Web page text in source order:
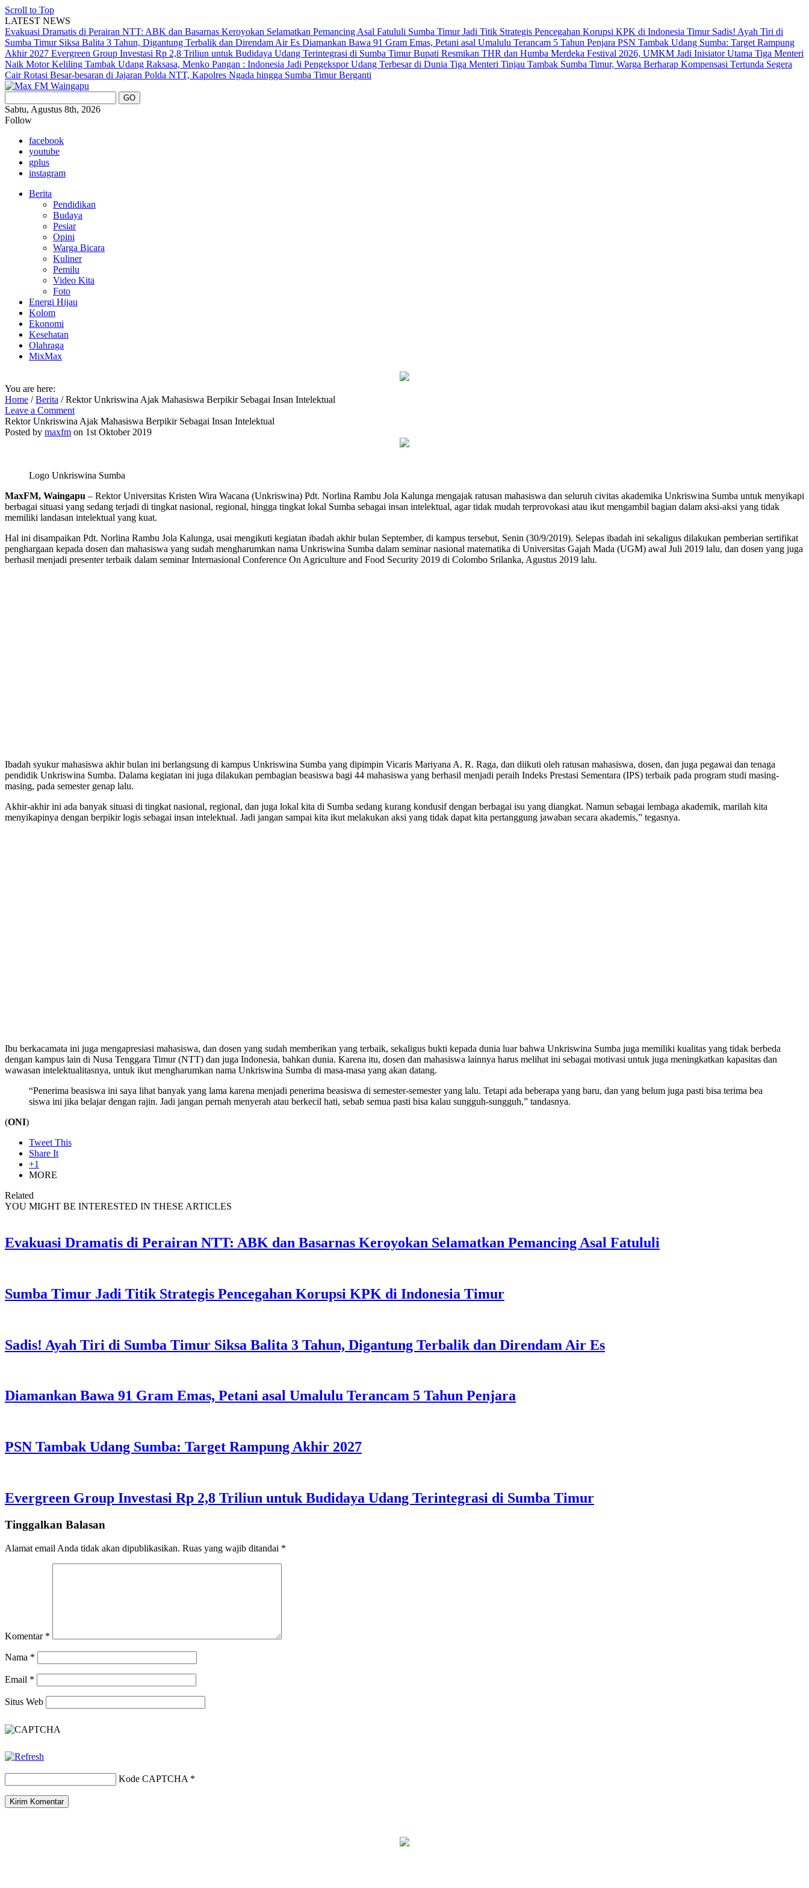
Scroll to Top
LATEST NEWS
Evakuasi Dramatis di Perairan NTT: ABK dan Basarnas Keroyokan Selamatkan Pemancing Asal Fatululi Sumba Timur Jadi Titik Strategis Pencegahan Korupsi KPK di Indonesia Timur Sadis! Ayah Tiri di
Sumba Timur Siksa Balita 3 Tahun, Digantung Terbalik dan Direndam Air Es Diamankan Bawa 91 Gram Emas, Petani asal Umalulu Terancam 5 Tahun Penjara PSN Tambak Udang Sumba: Target Rampung
Akhir 2027 Evergreen Group Investasi Rp 2,8 Triliun untuk Budidaya Udang Terintegrasi di Sumba TimurBupati Resmikan THR dan Humba Merdeka Festival 2026, UMKM Jadi Inisiator Utama Tiga Menteri
Naik Motor Keliling Tambak Udang Raksasa, Menko Pangan : Indonesia Jadi Pengekspor Udang Terbesar di Dunia Tiga Menteri Tinjau Tambak Sumba Timur, Warga Berharap Kompensasi Tertunda Segera
CairRotasi Besar-besaran di Jajaran Polda NTT, Kapolres Ngada hingga Sumba Timur Berganti
Sabtu, Agustus 8th, 2026
Follow
facebook
youtube
gplus
instagram
Berita
Pendidikan
Budaya
Pesiar
Opini
Warga Bicara
Kuliner
Pemilu
Video Kita
Foto
Energi Hijau
Kolom
Ekonomi
Kesehatan
Olahraga
MixMax
You are here:
Home /Berita /Rektor Unkriswina Ajak Mahasiswa Berpikir Sebagai Insan Intelektual
Leave a Comment
Rektor Unkriswina Ajak Mahasiswa Berpikir Sebagai Insan Intelektual
Posted by maxfm on 1st Oktober 2019
Logo Unkriswina Sumba
MaxFM, Waingapu – Rektor Universitas Kristen Wira Wacana (Unkriswina) Pdt. Norlina Rambu Jola Kalunga mengajak ratusan mahasiswa dan seluruh civitas akademika Unkriswina Sumba untuk menyikapi
berbagai situasi yang sedang terjadi di tingkat nasional, regional, hingga tingkat lokal Sumba sebagai insan intelektual, agar tidak mudah terprovokasi atau ikut mengambil bagian dalam aksi-aksi yang tidak
memiliki landasan intelektual yang kuat.
Hal ini disampaikan Pdt. Norlina Rambu Jola Kalunga, usai mengikuti kegiatan ibadah akhir bulan September, di kampus tersebut, Senin (30/9/2019). Selepas ibadah ini sekaligus dilakukan pemberian sertifikat
penghargaan kepada dosen dan mahasiswa yang sudah mengharumkan nama Unkriswina Sumba dalam seminar nasional matematika di Universitas Gajah Mada (UGM) awal Juli 2019 lalu, dan dosen yang juga
berhasil menjadi presenter terbaik dalam seminar Internasional Conference On Agriculture and Food Security 2019 di Colombo Srilanka, Agustus 2019 lalu.
Ibadah syukur mahasiswa akhir bulan ini berlangsung di kampus Unkriswina Sumba yang dipimpin Vicaris Mariyana A. R. Raga, dan diikuti oleh ratusan mahasiswa, dosen, dan juga pegawai dan tenaga
pendidik Unkriswina Sumba. Dalama kegiatan ini juga dilakukan pembagian beasiswa bagi 44 mahasiswa yang berhasil menjadi peraih Indeks Prestasi Sementara (IPS) terbaik pada program studi masing-
masing, pada semester genap lalu.
Akhir-akhir ini ada banyak situasi di tingkat nasional, regional, dan juga lokal kita di Sumba sedang kurang kondusif dengan berbagai isu yang diangkat. Namun sebagai lembaga akademik, marilah kita
menyikapinya dengan berpikir logis sebagai insan intelektual. Jadi jangan sampai kita ikut melakukan aksi yang tidak dapat kita pertanggung jawaban secara akademis,” tegasnya.
Ibu berkacamata ini juga mengapresiasi mahasiswa, dan dosen yang sudah memberikan yang terbaik, sekaligus bukti kepada dunia luar bahwa Unkriswina Sumba juga memiliki kualitas yang tidak berbeda
dengan kampus lain di Nusa Tenggara Timur (NTT) dan juga Indonesia, bahkan dunia. Karena itu, dosen dan mahasiswa lainnya harus melihat ini sebagai motivasi untuk juga meningkatkan kapasitas dan
wawasan intelektualitasnya, untuk ikut mengharumkan nama Unkriswina Sumba di masa-masa yang akan datang.
“Penerima beasiswa ini saya lihat banyak yang lama karena menjadi penerima beasiswa di semester-semester yang lalu. Tetapi ada beberapa yang baru, dan yang belum juga pasti bisa terima bea
siswa ini jika belajar dengan rajin. Jadi jangan pernah menyerah atau berkecil hati, sebab semua pasti bisa kalau sungguh-sungguh,” tandasnya.
(ONI)
Tweet This
Share It
+1
MORE
Related
YOU MIGHT BE INTERESTED IN THESE ARTICLES
Evakuasi Dramatis di Perairan NTT: ABK dan Basarnas Keroyokan Selamatkan Pemancing Asal Fatululi
Sumba Timur Jadi Titik Strategis Pencegahan Korupsi KPK di Indonesia Timur
Sadis! Ayah Tiri di Sumba Timur Siksa Balita 3 Tahun, Digantung Terbalik dan Direndam Air Es
Diamankan Bawa 91 Gram Emas, Petani asal Umalulu Terancam 5 Tahun Penjara
PSN Tambak Udang Sumba: Target Rampung Akhir 2027
Evergreen Group Investasi Rp 2,8 Triliun untuk Budidaya Udang Terintegrasi di Sumba Timur
Tinggalkan Balasan
Alamat email Anda tidak akan dipublikasikan. Ruas yang wajib ditandai *
Komentar *
Nama *
Email *
Situs Web
Kode CAPTCHA *